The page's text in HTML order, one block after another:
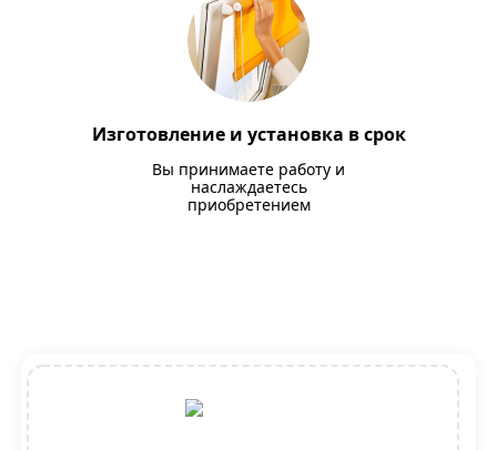
Изготовление и установка в срок
Вы принимаете работу и
наслаждаетесь
приобретением